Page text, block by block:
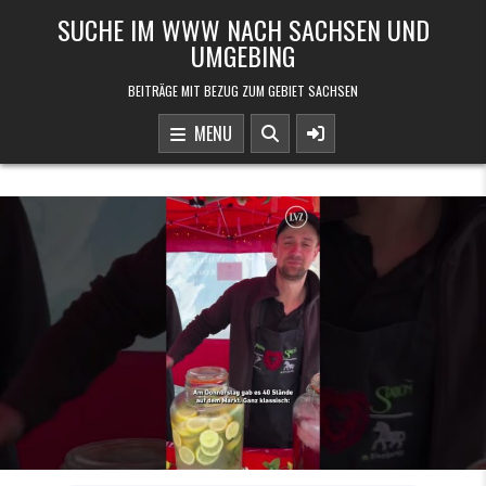
SUCHE IM WWW NACH SACHSEN UND
UMGEBING
BEITRÄGE MIT BEZUG ZUM GEBIET SACHSEN
MENU